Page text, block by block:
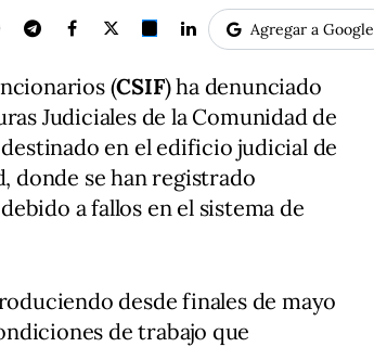
Agregar a Google
(CSIF) ha denunciado
Judiciales de la Comunidad de
en el edificio judicial de
donde se han registrado
debido a fallos en el sistema de
desde finales de mayo
de trabajo que